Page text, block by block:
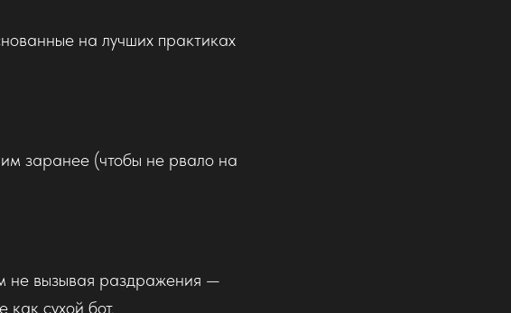
на лучших практиках
заранее (чтобы не рвало на
не вызывая раздражения —
как сухой бот.